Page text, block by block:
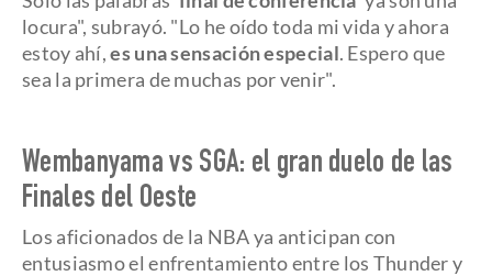
locura", subrayó. "Lo he oído toda mi vida y ahora
estoy ahí,es una sensación especial. Espero que
sea la primera de muchas por venir".
Wembanyama vs SGA: el gran duelo de las
Finales del Oeste
Los aficionados de la NBA ya anticipan con
entusiasmo el enfrentamiento entre los Thunder y